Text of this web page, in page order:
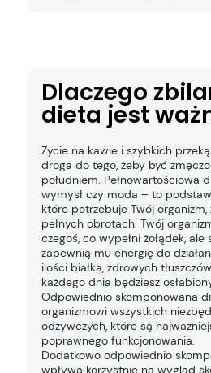
Dlaczego
dieta jest
Życie na kawie i szybkich
droga do tego, żeby być
południem. Pełnowartościowa
wymysł czy moda – to
które potrzebuje Twój organizm,
pełnych obrotach. Twój
czegoś, co wypełni żołądek, ale
zapewnią mu energię do
ilości białka, zdrowych
każdego dnia będziesz
Odpowiednio skomponowana
organizmowi wszystkich
odżywczych, które są
poprawnego funkcjonowania.
Dodatkowo odpowiednio
wpływa korzystnie na wygląd